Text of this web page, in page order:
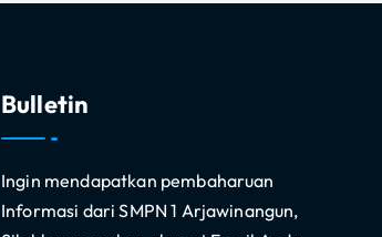
Bulletin
Ingin mendapatkan pembaharuan
Informasi dari SMPN 1 Arjawinangun,